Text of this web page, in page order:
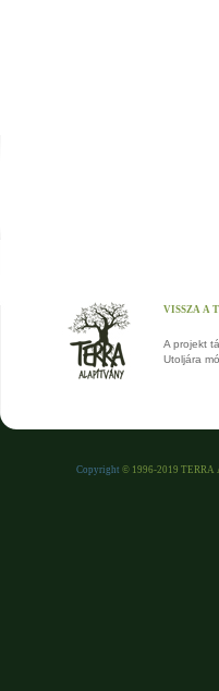
VISSZA A
A projekt
Utoljára
Copyright © 1996-2019 TERRA